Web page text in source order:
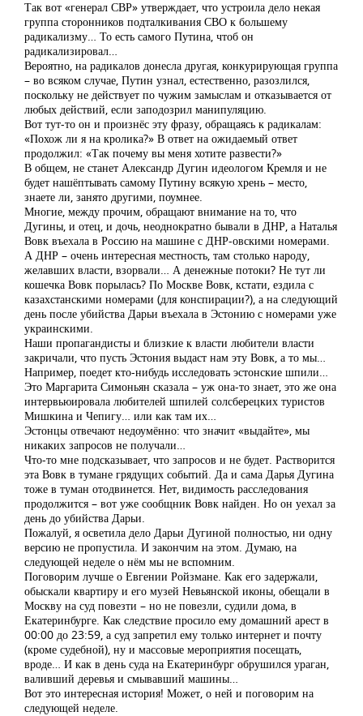
Так вот «генерал СВР» утверждает, что устроила дело некая
группа сторонников подталкивания СВО к большему
радикализму… То есть самого Путина, чтоб он
радикализировал…
Вероятно, на радикалов донесла другая, конкурирующая группа
– во всяком случае, Путин узнал, естественно, разозлился,
поскольку не действует по чужим замыслам и отказывается от
любых действий, если заподозрил манипуляцию.
Вот тут-то он и произнёс эту фразу, обращаясь к радикалам:
«Похож ли я на кролика?» В ответ на ожидаемый ответ
продолжил: «Так почему вы меня хотите развести?»
В общем, не станет Александр Дугин идеологом Кремля и не
будет нашёптывать самому Путину всякую хрень – место,
знаете ли, занято другими, поумнее.
Многие, между прочим, обращают внимание на то, что
Дугины, и отец, и дочь, неоднократно бывали в ДНР, а Наталья
Вовк въехала в Россию на машине с ДНР-овскими номерами.
А ДНР – очень интересная местность, там столько народу,
желавших власти, взорвали… А денежные потоки? Не тут ли
кошечка Вовк порылась? По Москве Вовк, кстати, ездила с
казахстанскими номерами (для конспирации?), а на следующий
день после убийства Дарьи въехала в Эстонию с номерами уже
украинскими.
Наши пропагандисты и близкие к власти любители власти
закричали, что пусть Эстония выдаст нам эту Вовк, а то мы…
Например, поедет кто-нибудь исследовать эстонские шпили…
Это Маргарита Симоньян сказала – уж она-то знает, это же она
интервьюировала любителей шпилей солсберецких туристов
Мишкина и Чепигу… или как там их…
Эстонцы отвечают недоумённо: что значит «выдайте», мы
никаких запросов не получали…
Что-то мне подсказывает, что запросов и не будет. Растворится
эта Вовк в тумане грядущих событий. Да и сама Дарья Дугина
тоже в туман отодвинется. Нет, видимость расследования
продолжится – вот уже сообщник Вовк найден. Но он уехал за
день до убийства Дарьи.
Пожалуй, я осветила дело Дарьи Дугиной полностью, ни одну
версию не пропустила. И закончим на этом. Думаю, на
следующей неделе о нём мы не вспомним.
Поговорим лучше о Евгении Ройзмане. Как его задержали,
обыскали квартиру и его музей Невьянской иконы, обещали в
Москву на суд повезти – но не повезли, судили дома, в
Екатеринбурге. Как следствие просило ему домашний арест в
00:00 до 23:59, а суд запретил ему только интернет и почту
(кроме судебной), ну и массовые мероприятия посещать,
вроде… И как в день суда на Екатеринбург обрушился ураган,
валивший деревья и смывавший машины…
Вот это интересная история! Может, о ней и поговорим на
следующей неделе.